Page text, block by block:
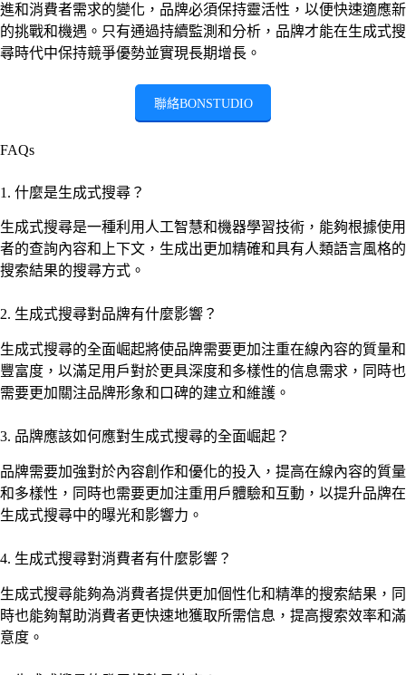
進和消費者需求的變化，品牌必須保持靈活性，以便快速適應新
的挑戰和機遇。只有通過持續監測和分析，品牌才能在生成式搜
尋時代中保持競爭優勢並實現長期增長。
聯絡BONSTUDIO
FAQs
1. 什麼是生成式搜尋？
生成式搜尋是一種利用人工智慧和機器學習技術，能夠根據使用
者的查詢內容和上下文，生成出更加精確和具有人類語言風格的
搜索結果的搜尋方式。
2. 生成式搜尋對品牌有什麼影響？
生成式搜尋的全面崛起將使品牌需要更加注重在線內容的質量和
豐富度，以滿足用戶對於更具深度和多樣性的信息需求，同時也
需要更加關注品牌形象和口碑的建立和維護。
3. 品牌應該如何應對生成式搜尋的全面崛起？
品牌需要加強對於內容創作和優化的投入，提高在線內容的質量
和多樣性，同時也需要更加注重用戶體驗和互動，以提升品牌在
生成式搜尋中的曝光和影響力。
4. 生成式搜尋對消費者有什麼影響？
生成式搜尋能夠為消費者提供更加個性化和精準的搜索結果，同
時也能夠幫助消費者更快速地獲取所需信息，提高搜索效率和滿
意度。